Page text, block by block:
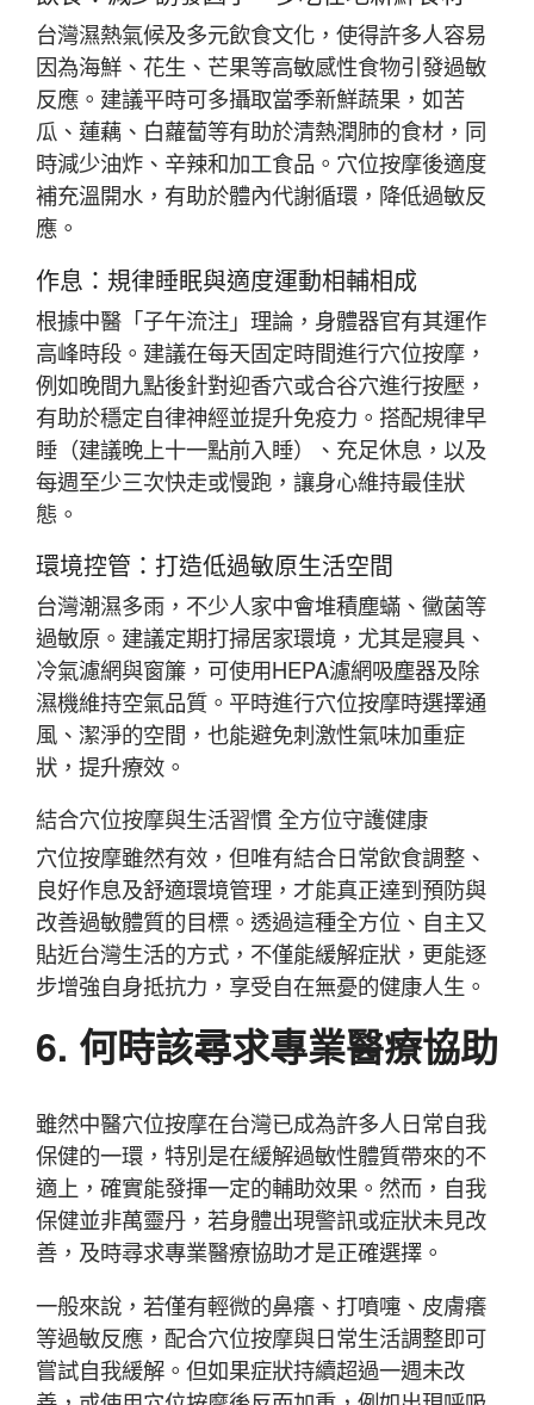
台灣濕熱氣候及多元飲食文化，使得許多人容易
因為海鮮、花生、芒果等高敏感性食物引發過敏
反應。建議平時可多攝取當季新鮮蔬果，如苦
瓜、蓮藕、白蘿蔔等有助於清熱潤肺的食材，同
時減少油炸、辛辣和加工食品。穴位按摩後適度
補充溫開水，有助於體內代謝循環，降低過敏反
應。
作息：規律睡眠與適度運動相輔相成
根據中醫「子午流注」理論，身體器官有其運作
高峰時段。建議在每天固定時間進行穴位按摩，
例如晚間九點後針對迎香穴或合谷穴進行按壓，
有助於穩定自律神經並提升免疫力。搭配規律早
睡（建議晚上十一點前入睡）、充足休息，以及
每週至少三次快走或慢跑，讓身心維持最佳狀
態。
環境控管：打造低過敏原生活空間
台灣潮濕多雨，不少人家中會堆積塵蟎、黴菌等
過敏原。建議定期打掃居家環境，尤其是寢具、
冷氣濾網與窗簾，可使用HEPA濾網吸塵器及除
濕機維持空氣品質。平時進行穴位按摩時選擇通
風、潔淨的空間，也能避免刺激性氣味加重症
狀，提升療效。
結合穴位按摩與生活習慣 全方位守護健康
穴位按摩雖然有效，但唯有結合日常飲食調整、
良好作息及舒適環境管理，才能真正達到預防與
改善過敏體質的目標。透過這種全方位、自主又
貼近台灣生活的方式，不僅能緩解症狀，更能逐
步增強自身抵抗力，享受自在無憂的健康人生。
6. 何時該尋求專業醫療協助
雖然中醫穴位按摩在台灣已成為許多人日常自我
保健的一環，特別是在緩解過敏性體質帶來的不
適上，確實能發揮一定的輔助效果。然而，自我
保健並非萬靈丹，若身體出現警訊或症狀未見改
善，及時尋求專業醫療協助才是正確選擇。
一般來說，若僅有輕微的鼻癢、打噴嚏、皮膚癢
等過敏反應，配合穴位按摩與日常生活調整即可
嘗試自我緩解。但如果症狀持續超過一週未改